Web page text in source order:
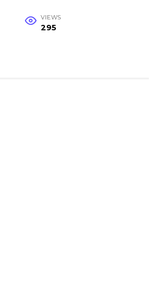
VIEWS
295